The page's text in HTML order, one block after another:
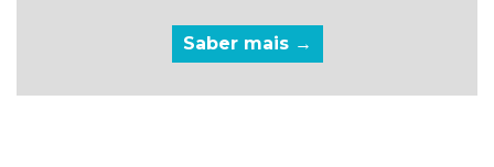
Saber mais →